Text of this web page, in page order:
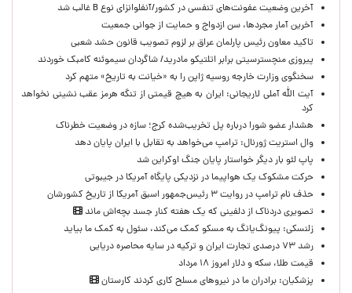
آخرین وضعیت عفونت‌های تنفسی در کشور/آنفلوانزای نوع B غالب شد
آخرین آمار مجردها، سن ازدواج و حمایت از جوانی جمعیت
تاکید معاون رئیس پارلمان عراق بر لزوم تصویب قانون حشد شعبی
پیروزی منچسترسیتی برابر اتلتیکو مادرید/ شاگردان سیموئنه کامبک خوردند
سخنگوی وزارت خارجه روسیه ژاپن را به «خیانت به تاریخ» متهم کرد
آیت الله آملی لاریجانی: ایران به هیچ قیمتی از تنگه هرمز عقب نشینی نخواهد
کرد
هشدار عضو شورا درباره پل تخریب‌شده کرج؛ سازه در وضعیت خطرناک
وال‌ استریت ژورنال: ترامپ می‌خواهد به تقابل با ایران پایان دهد
پاپ لئو بار دیگر خواستار پایان جنگ اوکراین شد
حرکت مشکوک یک هواپیما در نزدیکی پایگاه آمریکا در جیبوتی
حذف نام ترامپ در روایت ۳ رئیس‌جمهور اسبق آمریکا از تاریخ کشورشان
تصویری دردناک از دلفینی که یک هفته کنار جسد بچه‌اش ماند
زلنسکی: پیونگ‌یانگ به مسکو کمک می‌کند، سئول به کمک ما بیاید
رشد ۷۳ درصدی تجارت ایران و ترکیه در سایه محاصره دریایی
قیمت طلا، سکه و دلار امروز ۱۸ مرداد
پزشکیان: برادران ما در نیروهای مسلح کاری کردند کارستان